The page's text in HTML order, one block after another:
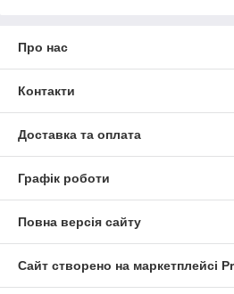
Про нас
Контакти
Доставка та оплата
Графік роботи
Повна версія сайту
Сайт створено на маркетплейсі